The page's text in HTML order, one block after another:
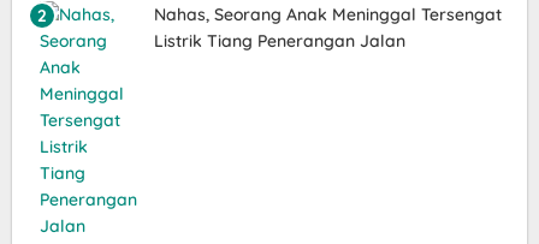
Nahas, Seorang Anak Meninggal Tersengat
Listrik Tiang Penerangan Jalan